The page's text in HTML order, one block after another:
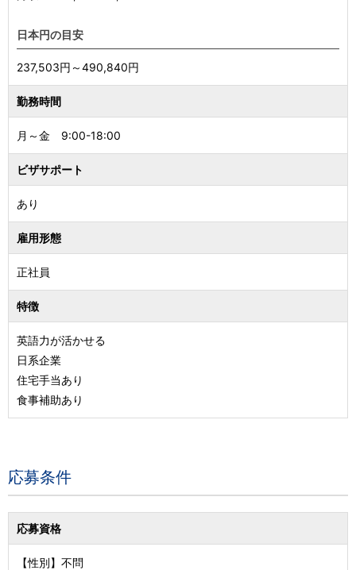
日本円の目安
237,503円～490,840円
勤務時間
月～金 9:00-18:00
ビザサポート
あり
雇用形態
正社員
特徴
英語力が活かせる
日系企業
住宅手当あり
食事補助あり
応募条件
応募資格
【性別】不問